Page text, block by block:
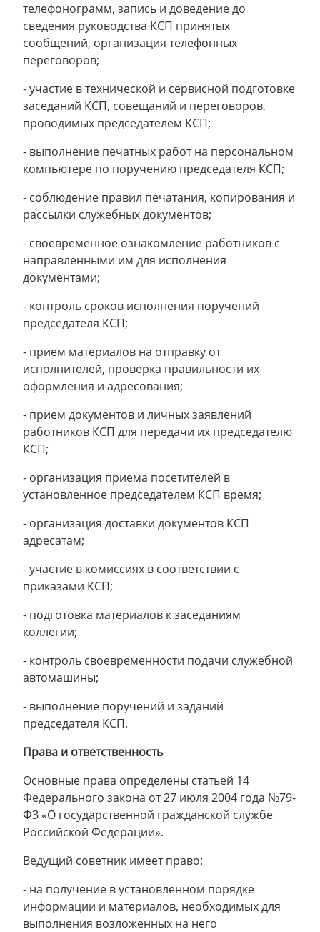
телефонограмм, запись и доведение до
сведения руководства КСП принятых
сообщений, организация телефонных
переговоров;
- участие в технической и сервисной подготовке
заседаний КСП, со­вещаний и переговоров,
проводимых председателем КСП;
- выполнение печатных работ на персональном
компьютере по поручению председателя КСП;
- соблюдение правил печатания, копирования и
рассылки служебных документов;
- своевременное ознакомление работников с
направленными им для исполнения
документами;
- контроль сроков исполнения поручений
председателя КСП;
- прием материалов на отправку от
исполнителей, проверка правильности их
оформления и адресования;
- прием документов и личных заявлений
работников КСП для передачи их председателю
КСП;
- организация приема посетителей в
установленное председателем КСП время;
- организация доставки документов КСП
адресатам;
- участие в комиссиях в соответствии с
приказами КСП;
- подготовка материалов к заседаниям
коллегии;
- контроль своевременности подачи служебной
автомашины;
- выполнение поручений и заданий
председателя КСП.
Права и ответственность
Основные права определены статьей 14
Федерального закона от 27 июля 2004 года №79-
ФЗ «О государственной гражданской службе
Российской Федерации».
Ведущий советник имеет право:
- на получение в установленном порядке
информации и материалов, необходимых для
выполнения возложенных на него